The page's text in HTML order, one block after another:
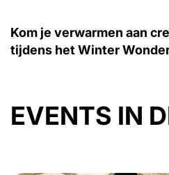
Kom je verwarmen aan
tijdens het Winter
EVENTS IN